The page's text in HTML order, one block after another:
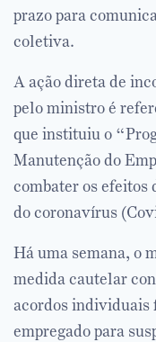
prazo para
coletiva.
A ação direta de
pelo ministro é
que instituiu o
Manutenção do
combater os efeitos
do coronavírus
Há uma semana, o
medida cautelar
acordos individuais
empregado para